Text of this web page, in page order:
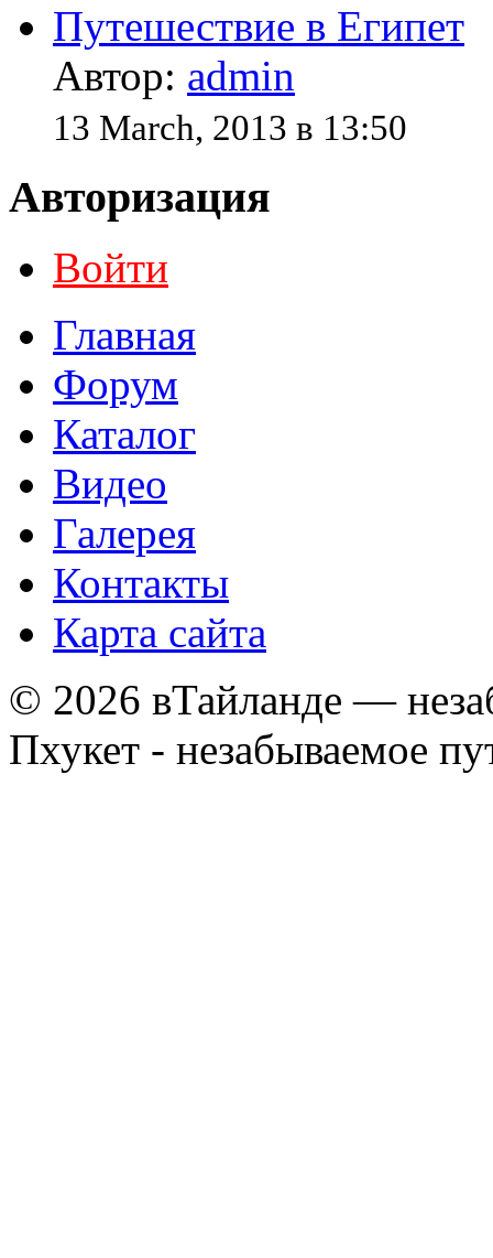
Путешествие в Египет
Автор: admin
13 March, 2013 в 13:50
Авторизация
Войти
Главная
Форум
Каталог
Видео
Галерея
Контакты
Карта сайта
© 2026 вТайланде —
Пхукет - незабываемое